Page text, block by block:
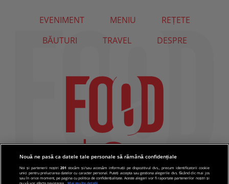
EVENIMENT MENIU
REȚETE
BĂUTURI
TRAVEL DESPRE
Nouă ne pasă ca datele tale personale să rămână confidențiale
Noi și partenerii noștri201 stocăm și/sau accesăm informații pe dispozitivul dvs., precum identificatorii cookie
unici pentru prelucrarea datelor cu caracter personal. Puteți accepta sau gestiona alegerile dvs. făcând clic mai jos
sau în orice moment, pe pagina cu politica de confidențialitate. Aceste alegeri vor fi raportate partenerilor noștri și
nu vă vor afecta navigarea.
Mai multe detalii